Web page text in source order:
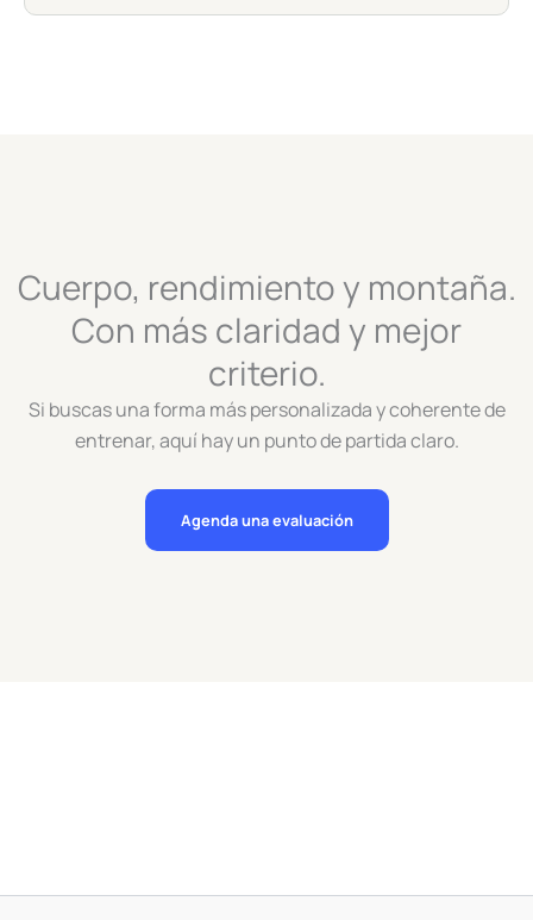
Cuerpo, rendimiento y montaña.
Con más claridad y mejor
criterio.
Si buscas una forma más personalizada y coherente de
entrenar, aquí hay un punto de partida claro.
Agenda una evaluación